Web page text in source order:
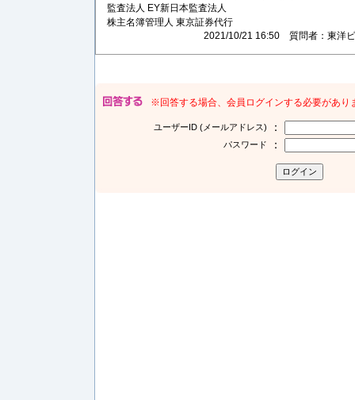
監査法人 EY新日本監査法人
株主名簿管理人 東京証券代行
2021/10/21 16:50 質問者：東洋
※回答する場合、会員ログインする必要があり
ユーザーID (メールアドレス) ：
パスワード ：